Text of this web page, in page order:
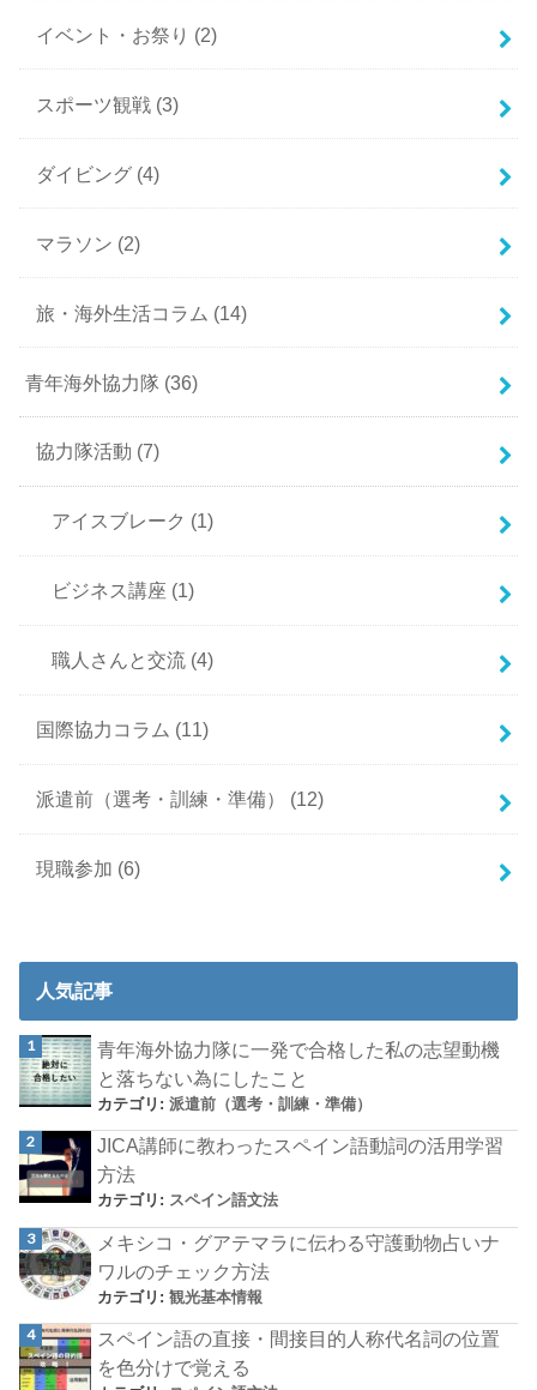
イベント・お祭り (2)
スポーツ観戦 (3)
ダイビング (4)
マラソン (2)
旅・海外生活コラム (14)
青年海外協力隊 (36)
協力隊活動 (7)
アイスブレーク (1)
ビジネス講座 (1)
職人さんと交流 (4)
国際協力コラム (11)
派遣前（選考・訓練・準備） (12)
現職参加 (6)
人気記事
青年海外協力隊に一発で合格した私の志望動機
と落ちない為にしたこと
カテゴリ:派遣前（選考・訓練・準備）
JICA講師に教わったスペイン語動詞の活用学習
方法
カテゴリ: スペイン語文法
メキシコ・グアテマラに伝わる守護動物占いナ
ワルのチェック方法
カテゴリ:観光基本情報
スペイン語の直接・間接目的人称代名詞の位置
を色分けで覚える